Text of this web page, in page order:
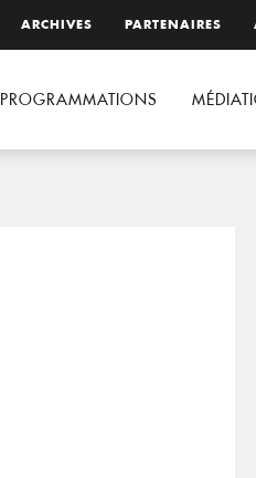
ARCHIVES PARTENAIRES
PROGRAMMATIONS